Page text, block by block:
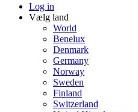
Log in
Vælg land
World
Benelux
Denmark
Germany
Norway
Sweden
Finland
Switzerland